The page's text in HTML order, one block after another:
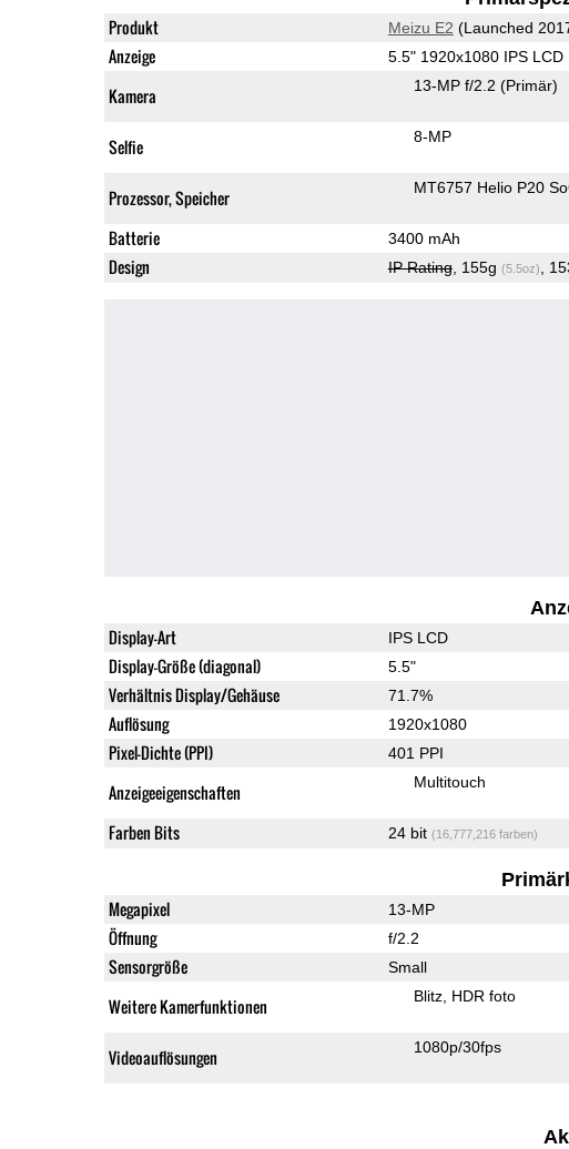
Produkt Meizu E2 (Launched
Anzeige 5.5" 1920x1080 IPS LCD
Kamera 13-MP f/2.2 (Primär)
Selfie 8-MP
Prozessor, Speicher MT6757 Helio P20
Batterie 3400 mAh
Design IP Rating, 155g (5.5oz) ,
Display-Art IPS LCD
Display-Größe (diagonal) 5.5"
Verhältnis Display/Gehäuse 71.7%
Auflösung 1920x1080
Pixel-Dichte (PPI) 401 PPI
Anzeigeeigenschaften Multitouch
Farben Bits 24 bit (16,777,216 farben)
Megapixel 13-MP
Öffnung f/2.2
Sensorgröße Small
Weitere Kamerfunktionen Blitz HDR foto
Videoauflösungen 1080p/30fps